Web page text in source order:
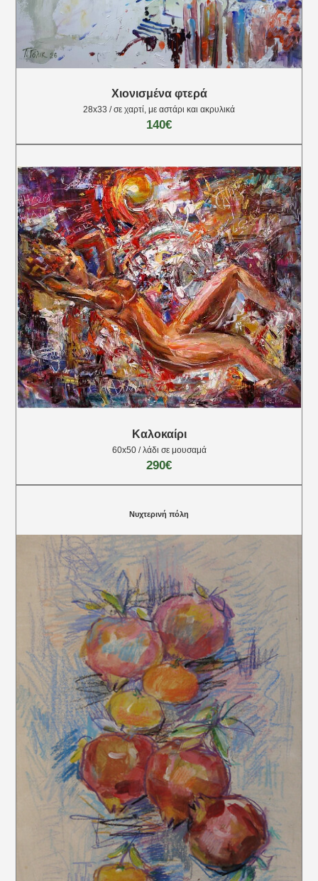
Χιονισμένα φτερά
28х33 / σε χαρτί, με αστάρι και ακρυλικά
140€
Καλοκαίρι
60x50 / λάδι σε μουσαμά
290€
Νυχτερινή πόλη